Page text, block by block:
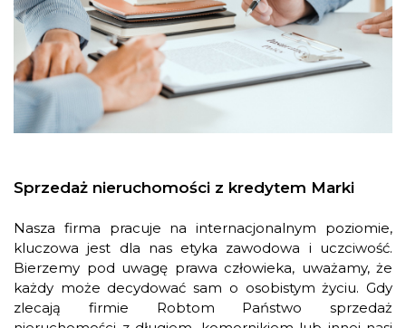
Sprzedaż nieruchomości z kredytem Marki
Nasza firma pracuje na internacjonalnym poziomie,
kluczowa jest dla nas etyka zawodowa i uczciwość.
Bierzemy pod uwagę prawa człowieka, uważamy, że
każdy może decydować sam o osobistym życiu. Gdy
zlecają firmie Robtom Państwo sprzedaż